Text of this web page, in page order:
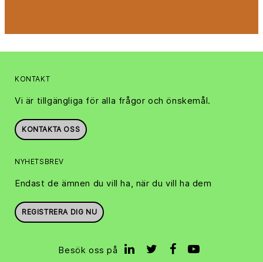
KONTAKT
Vi är tillgängliga för alla frågor och önskemål.
KONTAKTA OSS
NYHETSBREV
Endast de ämnen du vill ha, när du vill ha dem
REGISTRERA DIG NU
Besök oss på